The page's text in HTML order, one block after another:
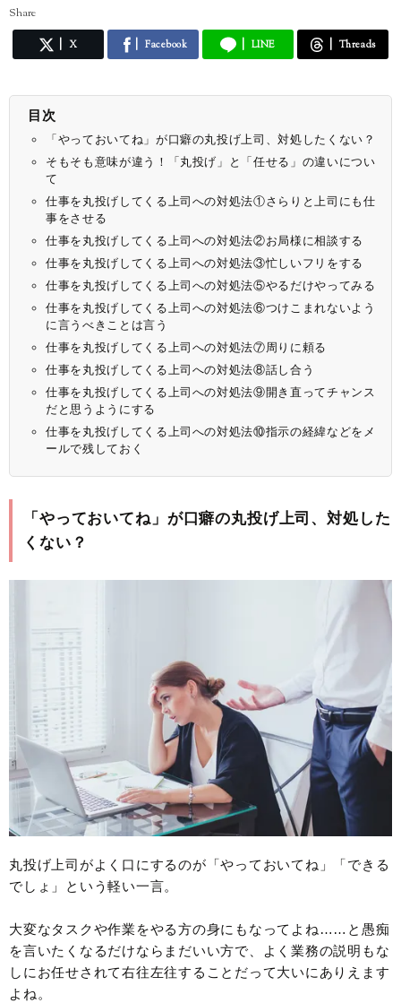
Share
X Facebook LINE Threads
目次
「やっておいてね」が口癖の丸投げ上司、対処したくない？
そもそも意味が違う！「丸投げ」と「任せる」の違いについ
て
仕事を丸投げしてくる上司への対処法①さらりと上司にも仕
事をさせる
仕事を丸投げしてくる上司への対処法②お局様に相談する
仕事を丸投げしてくる上司への対処法③忙しいフリをする
仕事を丸投げしてくる上司への対処法⑤やるだけやってみる
仕事を丸投げしてくる上司への対処法⑥つけこまれないよう
に言うべきことは言う
仕事を丸投げしてくる上司への対処法⑦周りに頼る
仕事を丸投げしてくる上司への対処法⑧話し合う
仕事を丸投げしてくる上司への対処法⑨開き直ってチャンス
だと思うようにする
仕事を丸投げしてくる上司への対処法⑩指示の経緯などをメ
ールで残しておく
「やっておいてね」が口癖の丸投げ上司、対処した
くない？
丸投げ上司がよく口にするのが「やっておいてね」「できる
でしょ」という軽い一言。
大変なタスクや作業をやる方の身にもなってよね……と愚痴
を言いたくなるだけならまだいい方で、よく業務の説明もな
しにお任せされて右往左往することだって大いにありえます
よね。